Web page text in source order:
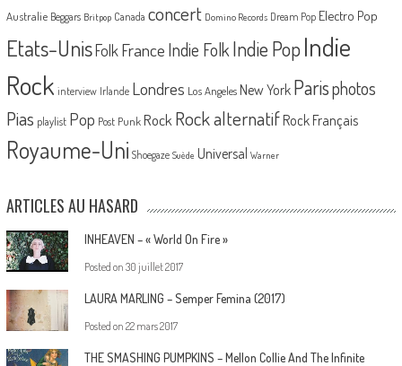
Australie Beggars Britpop Canada concert Domino Records Dream Pop Electro Pop
Etats-UnisFolk France Indie FolkIndie PopIndie
Rock interview Irlande Londres Los Angeles New York Parisphotos
Pias playlist Pop Post Punk Rock Rock alternatif Rock Français
Royaume-Uni Shoegaze Suède Universal Warner
ARTICLES AU HASARD
INHEAVEN – « World On Fire »
Posted on 30 juillet 2017
LAURA MARLING – Semper Femina (2017)
Posted on 22 mars 2017
THE SMASHING PUMPKINS – Mellon Collie And The Infinite